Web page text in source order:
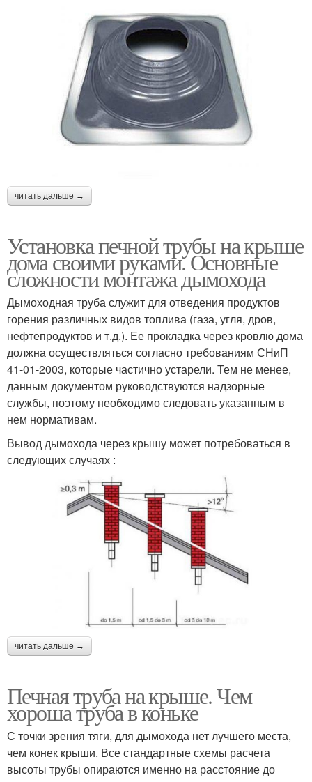
читать дальше →
Установка печной трубы на крыше
дома своими руками. Основные
сложности монтажа дымохода
Дымоходная труба служит для отведения продуктов
горения различных видов топлива (газа, угля, дров,
нефтепродуктов и т.д.). Ее прокладка через кровлю дома
должна осуществляться согласно требованиям СНиП
41-01-2003, которые частично устарели. Тем не менее,
данным документом руководствуются надзорные
службы, поэтому необходимо следовать указанным в
нем нормативам.
Вывод дымохода через крышу может потребоваться в
следующих случаях :
читать дальше →
Печная труба на крыше. Чем
хороша труба в коньке
С точки зрения тяги, для дымохода нет лучшего места,
чем конек крыши. Все стандартные схемы расчета
высоты трубы опираются именно на расстояние до